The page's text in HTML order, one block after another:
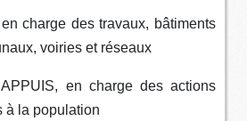
charge des travaux, bâtiments
voiries et réseaux
en charge des actions
à la population